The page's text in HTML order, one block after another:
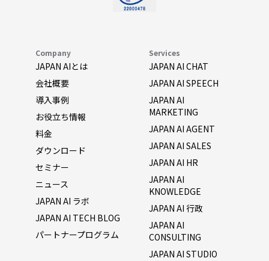
Company
JAPAN AIとは
会社概要
導入事例
お役立ち情報
料金
ダウンロード
セミナー
ニュース
JAPAN AI ラボ
JAPAN AI TECH BLOG
パートナープログラム
Services
JAPAN AI CHAT
JAPAN AI SPEECH
JAPAN AI
MARKETING
JAPAN AI AGENT
JAPAN AI SALES
JAPAN AI HR
JAPAN AI
KNOWLEDGE
JAPAN AI 行政
JAPAN AI
CONSULTING
JAPAN AI STUDIO